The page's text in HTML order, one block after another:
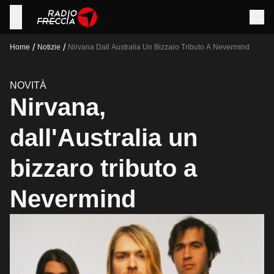
Home / Notizie / Nirvana Dall Australia Un Bizzaro Tributo A Nevermind
NOVITÀ
Nirvana,
dall'Australia un
bizzaro tributo a
Nevermind